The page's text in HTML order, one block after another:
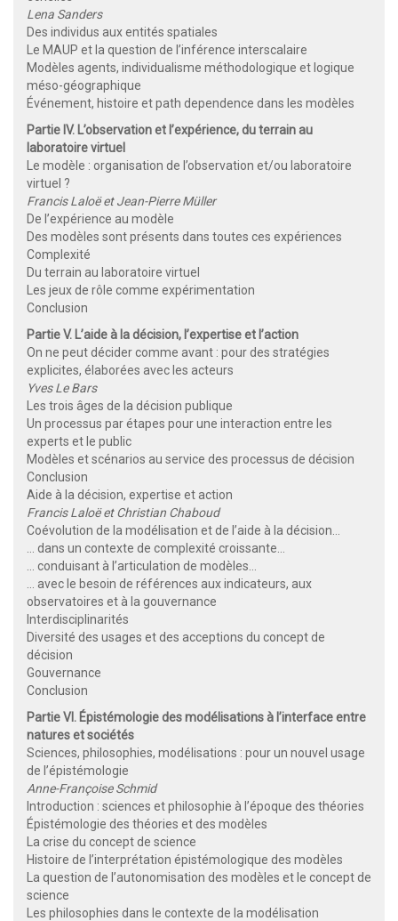
Lena Sanders
Des individus aux entités spatiales
Le MAUP et la question de l’inférence interscalaire
Modèles agents, individualisme méthodologique et logique
méso-géographique
Événement, histoire et path dependence dans les modèles
Partie IV. L’observation et l’expérience, du terrain au
laboratoire virtuel
Le modèle : organisation de l’observation et/ou laboratoire
virtuel ?
Francis Laloë et Jean-Pierre Müller
De l’expérience au modèle
Des modèles sont présents dans toutes ces expériences
Complexité
Du terrain au laboratoire virtuel
Les jeux de rôle comme expérimentation
Conclusion
Partie V. L’aide à la décision, l’expertise et l’action
On ne peut décider comme avant : pour des stratégies
explicites, élaborées avec les acteurs
Yves Le Bars
Les trois âges de la décision publique
Un processus par étapes pour une interaction entre les
experts et le public
Modèles et scénarios au service des processus de décision
Conclusion
Aide à la décision, expertise et action
Francis Laloë et Christian Chaboud
Coévolution de la modélisation et de l’aide à la décision…
… dans un contexte de complexité croissante…
… conduisant à l’articulation de modèles…
… avec le besoin de références aux indicateurs, aux
observatoires et à la gouvernance
Interdisciplinarités
Diversité des usages et des acceptions du concept de
décision
Gouvernance
Conclusion
Partie VI. Épistémologie des modélisations à l’interface entre
natures et sociétés
Sciences, philosophies, modélisations : pour un nouvel usage
de l’épistémologie
Anne-Françoise Schmid
Introduction : sciences et philosophie à l’époque des théories
Épistémologie des théories et des modèles
La crise du concept de science
Histoire de l’interprétation épistémologique des modèles
La question de l’autonomisation des modèles et le concept de
science
Les philosophies dans le contexte de la modélisation